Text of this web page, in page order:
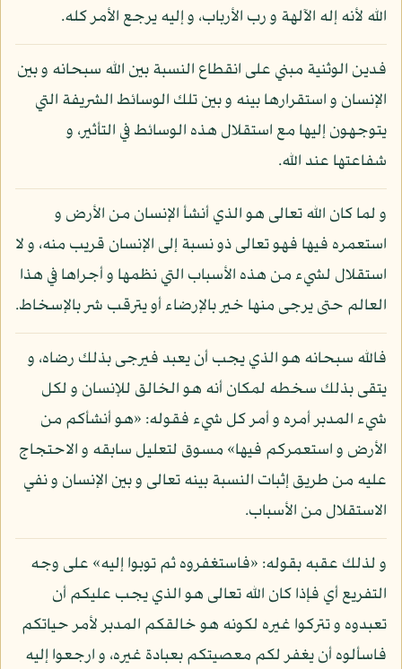
الله لأنه إله الآلهة و رب الأرباب، و إليه يرجع الأمر كله.
فدين الوثنية مبني على انقطاع النسبة بين الله سبحانه و بين
الإنسان و استقرارها بينه و بين تلك الوسائط الشريفة التي
يتوجهون إليها مع استقلال هذه الوسائط في التأثير، و
شفاعتها عند الله.
و لما كان الله تعالى هو الذي أنشأ الإنسان من الأرض و
استعمره فيها فهو تعالى ذو نسبة إلى الإنسان قريب منه، و لا
استقلال لشيء من هذه الأسباب التي نظمها و أجراها في هذا
العالم حتى يرجى منها خير بالإرضاء أو يترقب شر بالإسخاط.
فالله سبحانه هو الذي يجب أن يعبد فيرجى بذلك رضاه، و
يتقى بذلك سخطه لمكان أنه هو الخالق للإنسان و لكل
شيء المدبر أمره و أمر كل شيء فقوله: «هو أنشأكم من
الأرض و استعمركم فيها» مسوق لتعليل سابقه و الاحتجاج
عليه من طريق إثبات النسبة بينه تعالى و بين الإنسان و نفي
الاستقلال من الأسباب.
و لذلك عقبه بقوله: «فاستغفروه ثم توبوا إليه» على وجه
التفريع أي فإذا كان الله تعالى هو الذي يجب عليكم أن
تعبدوه و تتركوا غيره لكونه هو خالقكم المدبر لأمر حياتكم
فاسألوه أن يغفر لكم معصيتكم بعبادة غيره، و ارجعوا إليه